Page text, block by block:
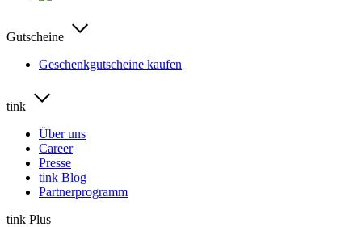
Gutscheine
Geschenkgutscheine kaufen
tink
Über uns
Career
Presse
tink Blog
Partnerprogramm
tink Plus